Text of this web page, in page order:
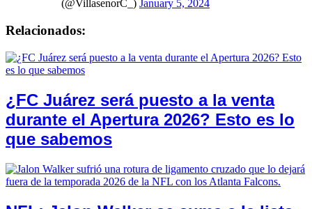
(@VillasenorC_) January 5, 2024
Relacionados:
¿FC Juárez será puesto a la venta
durante el Apertura 2026? Esto es lo
que sabemos